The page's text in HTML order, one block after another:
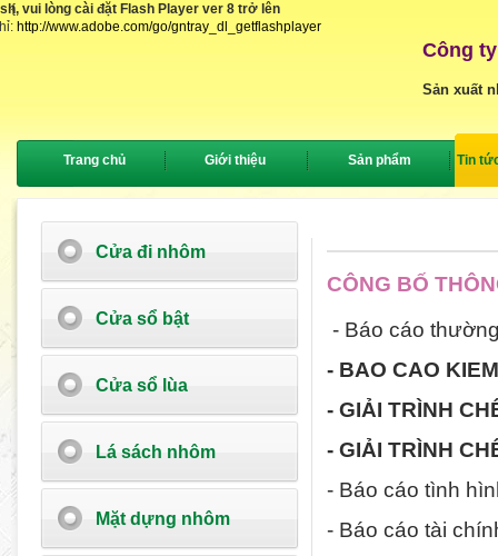
vui lòng cài đặt Flash Player ver 8 trở lên
http://www.adobe.com/go/gntray_dl_getflashplayer
{
Công
Sản xuất
Trang chủ Giới thiệu Sản phẩm Tin
Cửa đi nhôm
Cửa sổ bật
Cửa sổ lùa
Lá sách nhôm
Mặt dựng nhôm
CÔNG BỐ
- Báo cáo
- BAO CAO
- GIẢI TRÌNH
- GIẢI TRÌNH
- Báo cáo tình
- Báo cáo tài